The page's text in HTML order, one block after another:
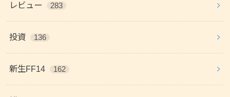
レビュー 283
投資 136
新生FF14 162